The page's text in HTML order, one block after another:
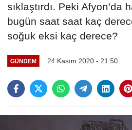
sıklaştırdı. Peki Afyon’da
bugün saat saat kaç
soğuk eksi kaç derece?
GÜNDEM 24 Kasım 2020 - 21:50